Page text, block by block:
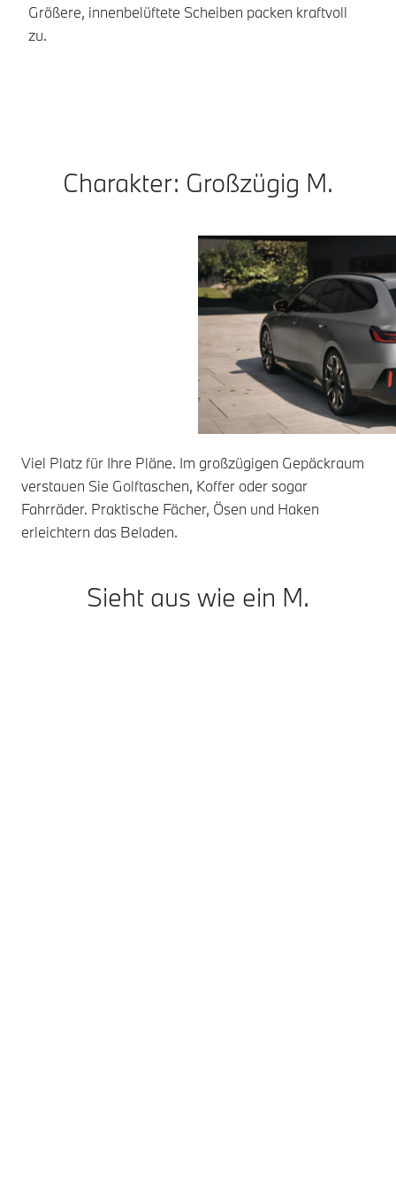
Größere, innenbelüftete Scheiben packen kraftvoll
zu.
Charakter: Großzügig M.
Viel Platz für Ihre Pläne. Im großzügigen Gepäckraum
verstauen Sie Golftaschen, Koffer oder sogar
Fahrräder. Praktische Fächer, Ösen und Haken
erleichtern das Beladen.
Sieht aus wie ein M.